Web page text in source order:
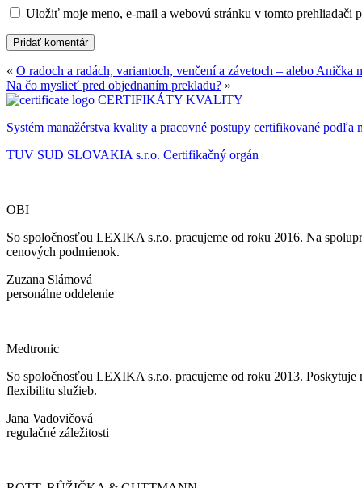
Uložiť moje meno, e-mail a webovú stránku v tomto prehliadači
« O radoch a radách, variantoch, venčení a závetoch – alebo Anička
Na čo myslieť pred objednaním prekladu? »
CERTIFIKÁTY KVALITY
Systém manažérstva kvality a pracovné postupy certifikované
TUV SUD SLOVAKIA s.r.o. Certifikačný orgán
OBI
So spoločnosťou LEXIKA s.r.o. pracujeme od roku 2016. Na
cenových podmienok.
Zuzana Slámová
personálne oddelenie
Medtronic
So spoločnosťou LEXIKA s.r.o. pracujeme od roku 2013.
flexibilitu služieb.
Jana Vadovičová
regulačné záležitosti